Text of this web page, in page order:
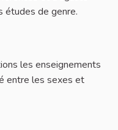
études de genre.
les enseignements
entre les sexes et